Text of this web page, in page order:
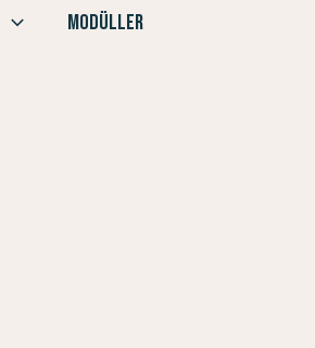
MODÜLLER